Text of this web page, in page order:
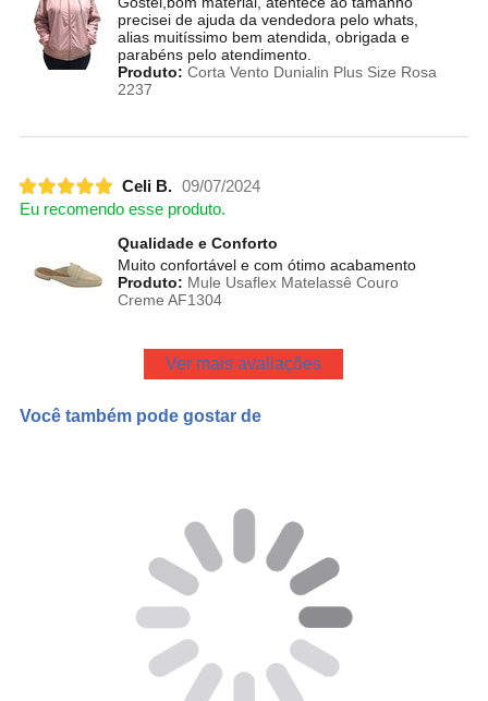
precisei de ajuda da vendedora pelo whats,
alias muitíssimo bem atendida, obrigada e
parabéns pelo atendimento.
Produto: Corta Vento Dunialin Plus Size Rosa
2237
Celi B. 09/07/2024
Eu recomendo esse produto.
Qualidade e Conforto
Muito confortável e com ótimo acabamento
Produto: Mule Usaflex Matelassê Couro
Creme AF1304
Ver mais avaliações
Você também pode gostar de